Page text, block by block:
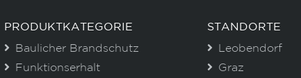
PRODUKTKATEGORIE
Baulicher Brandschutz
Funktionserhalt
STANDORTE
Leobendorf
Graz